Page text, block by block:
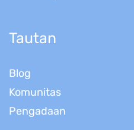
Tautan
Blog
Komunitas
Pengadaan